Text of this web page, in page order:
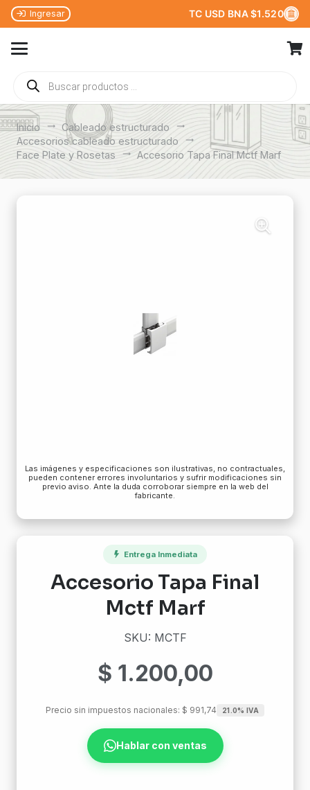
Ingresar TC USD BNA $1.520
Búsqueda
de
productos
Inicio trending_flat Cableado estructurado trending_flat
Accesorios cableado estructurado trending_flat
Face Plate y Rosetas trending_flat Accesorio Tapa Final Mctf Marf
Las imágenes y especificaciones son ilustrativas, no contractuales,
pueden contener errores involuntarios y sufrir modificaciones sin
previo aviso. Ante la duda corroborar siempre en la web del
fabricante.
Entrega Inmediata
Accesorio Tapa Final
Mctf Marf
SKU: MCTF
$ 1.200,00
Precio sin impuestos nacionales: $ 991,74 21.0% IVA
Hablar con ventas